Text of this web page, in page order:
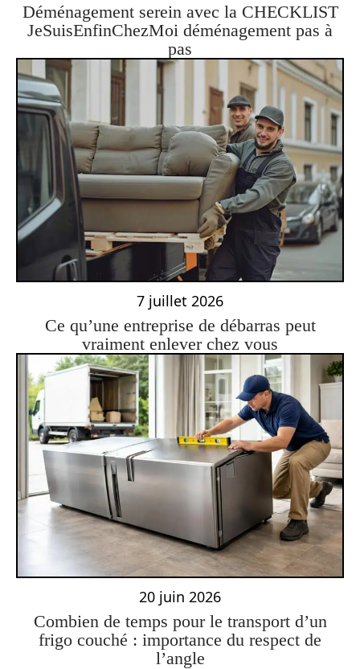
Déménagement serein avec la CHECKLIST
JeSuisEnfinChezMoi déménagement pas à
pas
7 juillet 2026
Ce qu’une entreprise de débarras peut
vraiment enlever chez vous
20 juin 2026
Combien de temps pour le transport d’un
frigo couché : importance du respect de
l’angle